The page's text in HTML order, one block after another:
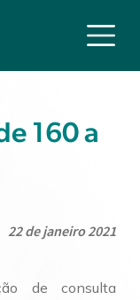
160 a
22 de janeiro 2021
de consulta